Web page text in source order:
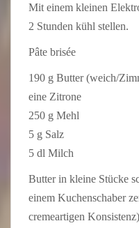
Mit einem kleinen
2 Stunden kühl stellen.
Pâte brisée
190 g Butter (weich/
eine Zitrone
250 g Mehl
5 g Salz
5 dl Milch
Butter in kleine Stücke
einem Kuchenschaber
cremeartigen Konsistenz)